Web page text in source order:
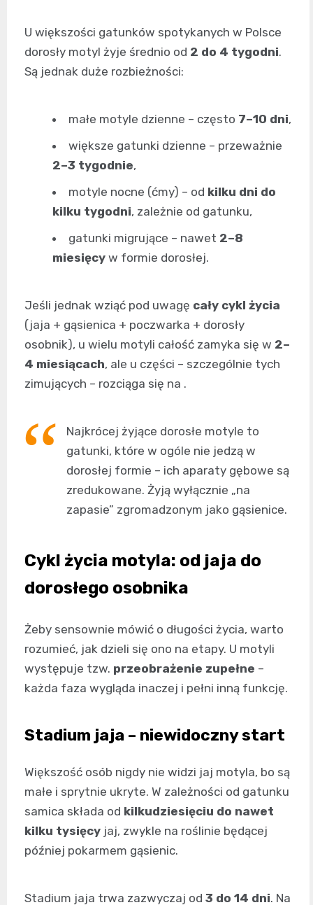
U większości gatunków spotykanych w Polsce
dorosły motyl żyje średnio od 2 do 4 tygodni.
Są jednak duże rozbieżności:
małe motyle dzienne – często 7–10 dni,
większe gatunki dzienne – przeważnie
2–3 tygodnie,
motyle nocne (ćmy) – od kilku dni do
kilku tygodni, zależnie od gatunku,
gatunki migrujące – nawet 2–8
miesięcy w formie dorosłej.
Jeśli jednak wziąć pod uwagę cały cykl życia
(jaja + gąsienica + poczwarka + dorosły
osobnik), u wielu motyli całość zamyka się w 2–
4 miesiącach, ale u części – szczególnie tych
zimujących – rozciąga się na .
Najkrócej żyjące dorosłe motyle to
gatunki, które w ogóle nie jedzą w
dorosłej formie – ich aparaty gębowe są
zredukowane. Żyją wyłącznie „na
zapasie” zgromadzonym jako gąsienice.
Cykl życia motyla: od jaja do
dorosłego osobnika
Żeby sensownie mówić o długości życia, warto
rozumieć, jak dzieli się ono na etapy. U motyli
występuje tzw. przeobrażenie zupełne –
każda faza wygląda inaczej i pełni inną funkcję.
Stadium jaja – niewidoczny start
Większość osób nigdy nie widzi jaj motyla, bo są
małe i sprytnie ukryte. W zależności od gatunku
samica składa od kilkudziesięciu do nawet
kilku tysięcy jaj, zwykle na roślinie będącej
później pokarmem gąsienic.
Stadium jaja trwa zazwyczaj od 3 do 14 dni. Na